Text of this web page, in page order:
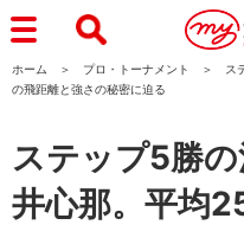
ホーム プロ・トーナメント
ス
の飛距離と強さの秘密に迫る
ステップ5勝
井心那。平均